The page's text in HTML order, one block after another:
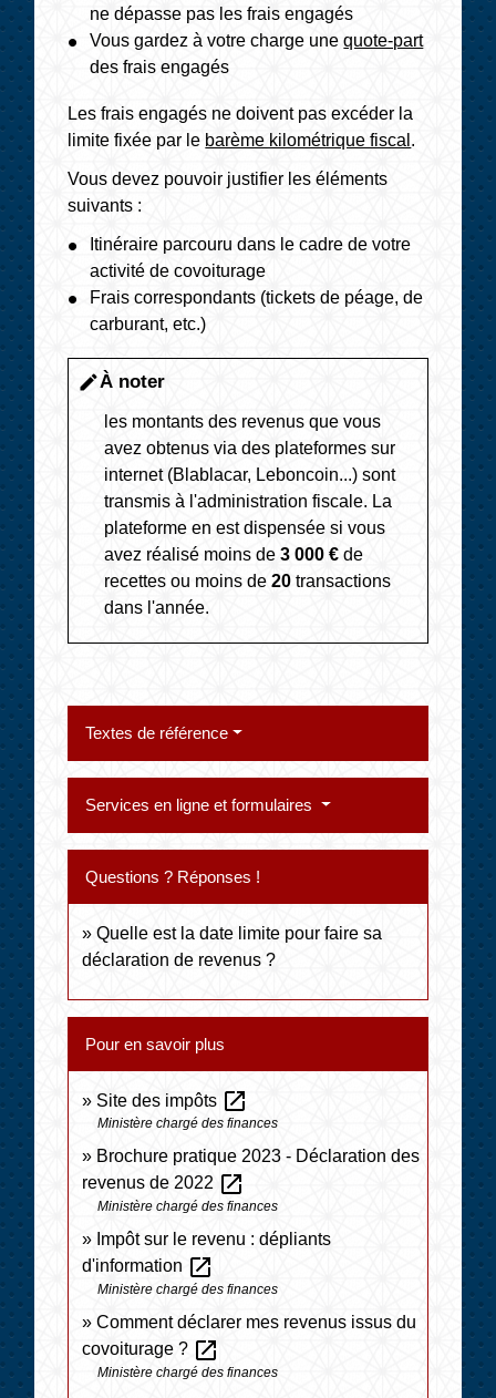
ne dépasse pas les frais engagés
Vous gardez à votre charge unequote-part
des frais engagés
Les frais engagés ne doivent pas excéder la
limite fixée par le barème kilométrique fiscal .
Vous devez pouvoir justifier les éléments
suivants :
Itinéraire parcouru dans le cadre de votre
activité de covoiturage
Frais correspondants (tickets de péage, de
carburant, etc.)
editÀ noter
les montants des revenus que vous
avez obtenus via des plateformes sur
internet (Blablacar, Leboncoin...) sont
transmis à l'administration fiscale. La
plateforme en est dispensée si vous
avez réalisé moins de3 000 € de
recettes ou moins de20 transactions
dans l'année.
Textes de référence
Services en ligne et formulaires
Questions ? Réponses !
Quelle est la date limite pour faire sa
déclaration de revenus ?
Pour en savoir plus
Site des impôts open_in_new
Ministère chargé des finances
Brochure pratique 2023 - Déclaration des
revenus de 2022 open_in_new
Ministère chargé des finances
Impôt sur le revenu : dépliants
d'information open_in_new
Ministère chargé des finances
Comment déclarer mes revenus issus du
covoiturage ? open_in_new
Ministère chargé des finances